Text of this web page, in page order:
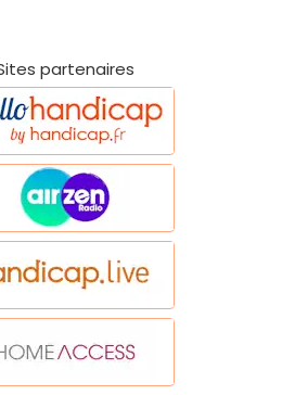
partenaires